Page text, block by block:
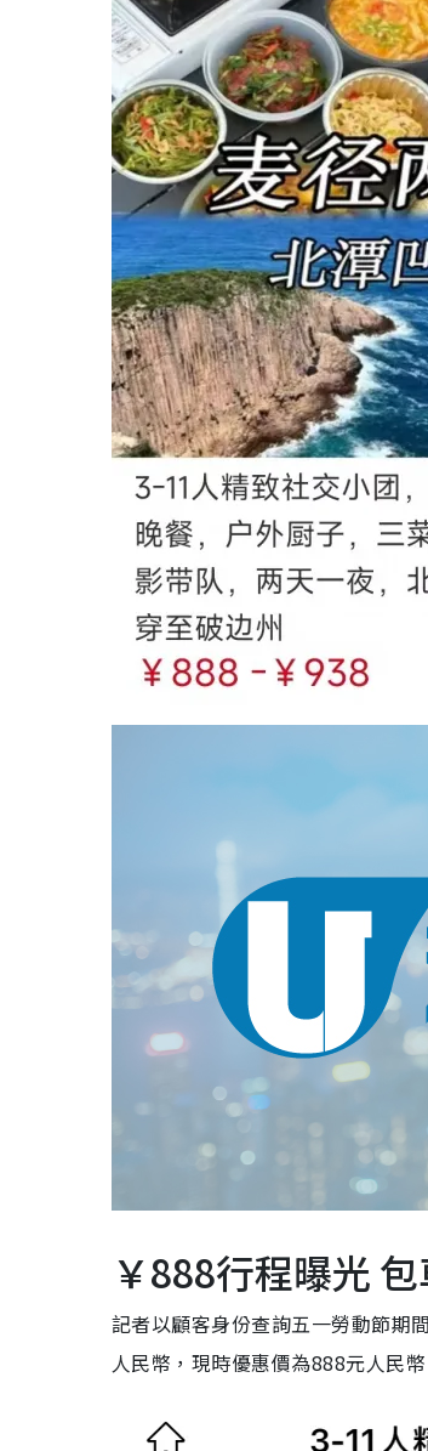
￥888行程曝光
記者以顧客身份查詢五一勞動節期
人民幣，現時優惠價為888元人民